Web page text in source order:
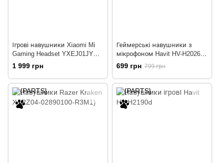
Ігрові навушники Xiaomi Mi
Gaming Headset YXEJ01JY
Black (ZBW4429TY)
1 999 грн
Геймерські навушники з
мікрофоном Havit HV-H2026D
Black
699 грн 799 грн